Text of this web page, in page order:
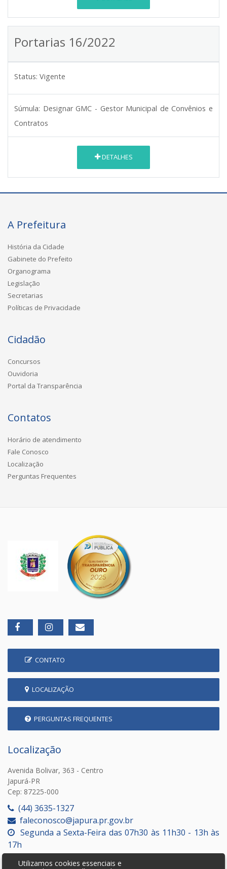
Portarias 16/2022
Status: Vigente
Súmula: Designar GMC - Gestor Municipal de Convênios e
Contratos
DETALHES
A Prefeitura
História da Cidade
Gabinete do Prefeito
Organograma
Legislação
Secretarias
Políticas de Privacidade
Cidadão
Concursos
Ouvidoria
Portal da Transparência
Contatos
Horário de atendimento
Fale Conosco
Localização
Perguntas Frequentes
CONTATO
LOCALIZAÇÃO
PERGUNTAS FREQUENTES
Localização
Avenida Bolivar, 363 - Centro
Japurá-PR
Cep: 87225-000
(44) 3635-1327
faleconosco@japura.pr.gov.br
Segunda a Sexta-Feira das 07h30 às 11h30 - 13h às
17h
Utilizamos cookies essenciais e